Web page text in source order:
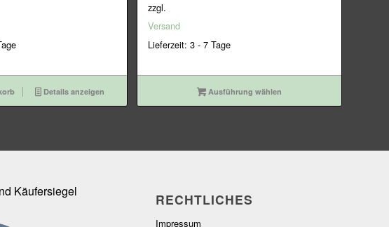
Details anzeigen
zzgl.
Versand
Lieferzeit: 3 - 7 Tage
Ausführung wählen
RECHTLICHES
Impressum